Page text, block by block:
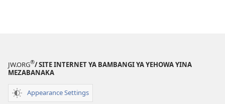
JW.ORG®/ SITE INTERNET YA BAMBANGI YA YEHOWA YINA
MEZABANAKA
Appearance Settings